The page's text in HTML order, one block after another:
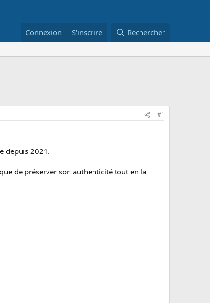
Connexion S'inscrire Rechercher
#1
depuis 2021.
de préserver son authenticité tout en la